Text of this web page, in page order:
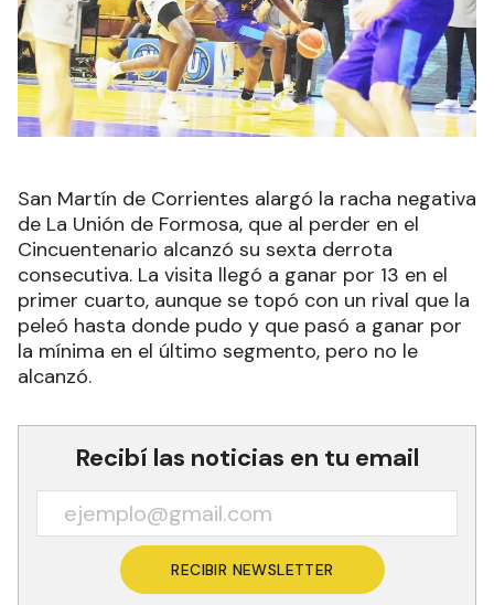
San Martín de Corrientes alargó la racha negativa
de La Unión de Formosa, que al perder en el
Cincuentenario alcanzó su sexta derrota
consecutiva. La visita llegó a ganar por 13 en el
primer cuarto, aunque se topó con un rival que la
peleó hasta donde pudo y que pasó a ganar por
la mínima en el último segmento, pero no le
alcanzó.
Recibí las noticias en tu email
RECIBIR NEWSLETTER